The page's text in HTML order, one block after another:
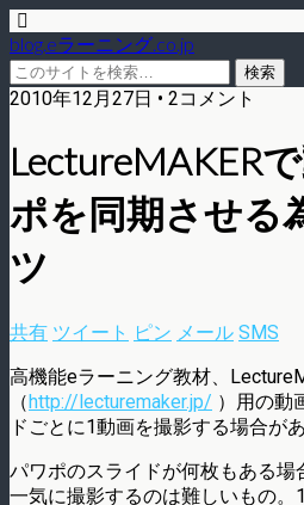
blog.eラーニング.co.jp
2010年12月27日 • 2コメント
LectureMAKER
ポを同期させる
ツ
共有 ツイート ピン メール SMS
高機能eラーニング教材、
（http://lecturemaker.jp/ ）用の動
ドごとに1動画を撮影する場合が
パワポのスライドが何枚もある
一気に撮影するのは難しいもの。